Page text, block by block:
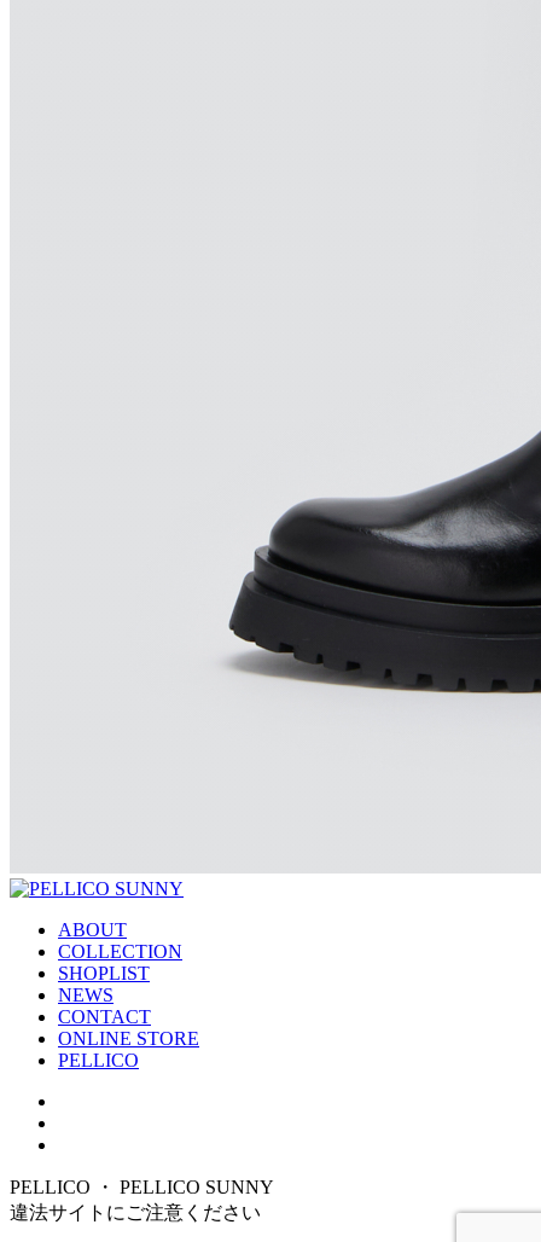
ABOUT
COLLECTION
SHOPLIST
NEWS
CONTACT
ONLINE STORE
PELLICO
PELLICO ・ PELLICO SUNNY
違法サイトにご注意ください